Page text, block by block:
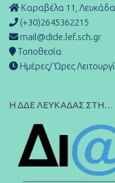
Καραβέλα 11,
(+30)2645362215
mail@dide.lef.sch.gr
Τοποθεσία
Ημέρες/ Ώρες
Η ΔΔΕ ΛΕΥΚΑΔΑΣ ΣΤΗ…